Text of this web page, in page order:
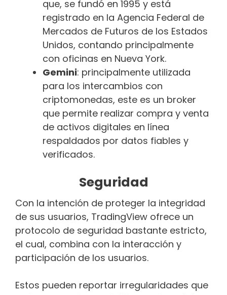
que, se fundó en 1995 y está
registrado en la Agencia Federal de
Mercados de Futuros de los Estados
Unidos, contando principalmente
con oficinas en Nueva York.
Gemini: principalmente utilizada
para los intercambios con
criptomonedas, este es un broker
que permite realizar compra y venta
de activos digitales en línea
respaldados por datos fiables y
verificados.
Seguridad
Con la intención de proteger la integridad
de sus usuarios, TradingView ofrece un
protocolo de seguridad bastante estricto,
el cual, combina con la interacción y
participación de los usuarios.
Estos pueden reportar irregularidades que